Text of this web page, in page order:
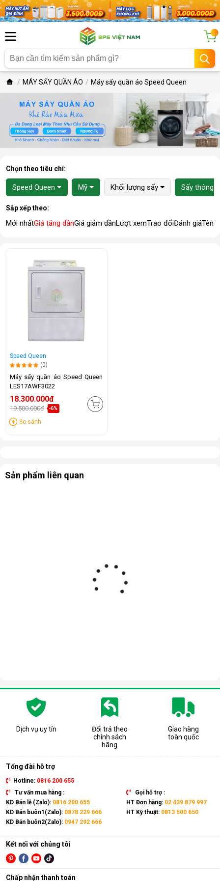
...
MÁY SẤY QUẦN ÁO Máy sấy quần áo Speed Queen
Chọn theo tiêu chí:
Speed Queen Mỹ Khối lượng sấy Sấy thông
Sắp xếp theo:
Mới nhấtGiá tăng dầnGiá giảm dầnLượt xemTrao đổiĐánh giáTên
Speed Queen
(0)
Máy sấy quần áo Speed Queen
LES17AWF3022
18.300.000đ
19.500.000đ -6%
So sánh
Sản phẩm liên quan
Dịch vụ uy tín
Đổi trả theo
chính sách
hãng
Giao hàng
toàn quốc
Tổng đài hỗ trợ
Hotline: 0816 200 655
Tư vấn mua hàng :
KD Bán lẻ (Zalo): 0816 200 655
KD Bán buôn1(Zalo): 0878 229 666
KD Bán buôn2(Zalo): 0947 292 666
Gọi hỗ trợ :
HT Đơn hàng: 02 439 879 997
HT Kỹ thuật: 0813 500 650
Kết nối với chúng tôi
Chấp nhận thanh toán